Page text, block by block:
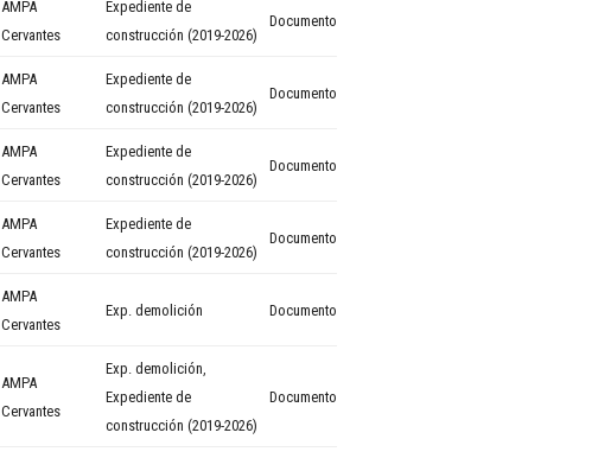
AMPA
Cervantes
Expediente de
construcción (2019-2026)
Documento
AMPA
Cervantes
Expediente de
construcción (2019-2026)
Documento
AMPA
Cervantes
Expediente de
construcción (2019-2026)
Documento
AMPA
Cervantes
Expediente de
construcción (2019-2026)
Documento
AMPA
Cervantes
Exp. demolición Documento
AMPA
Cervantes
Exp. demolición
Expediente de
construcción (2019-2026)
Documento